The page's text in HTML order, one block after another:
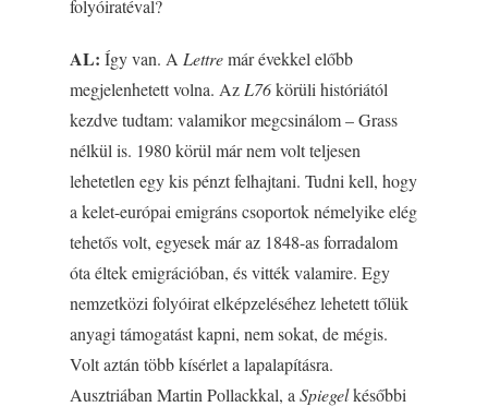
folyóiratéval?
AL: Így van. A Lettremár évekkel előbb
megjelenhetett volna. Az L76körüli históriától
kezdve tudtam: valamikor megcsinálom – Grass
nélkül is. 1980 körül már nem volt teljesen
lehetetlen egy kis pénzt felhajtani. Tudni kell, hogy
a kelet-európai emigráns csoportok némelyike elég
tehetős volt, egyesek már az 1848-as forradalom
óta éltek emigrációban, és vitték valamire. Egy
nemzetközi folyóirat elképzeléséhez lehetett tőlük
anyagi támogatást kapni, nem sokat, de mégis.
Volt aztán több kísérlet a lapalapításra.
Ausztriában Martin Pollackkal, a Spiegelkésőbbi